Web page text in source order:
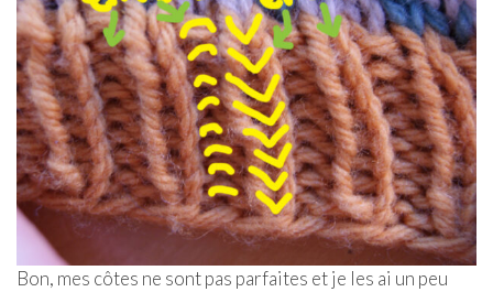
Bon, mes côtes ne sont pas parfaites et je les ai un peu